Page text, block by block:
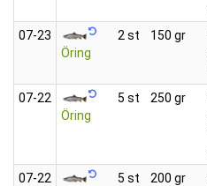
07‑23
Öring
2 st 150 gr
07‑22
Öring
5 st 250 gr
07‑22
5 st 200 gr